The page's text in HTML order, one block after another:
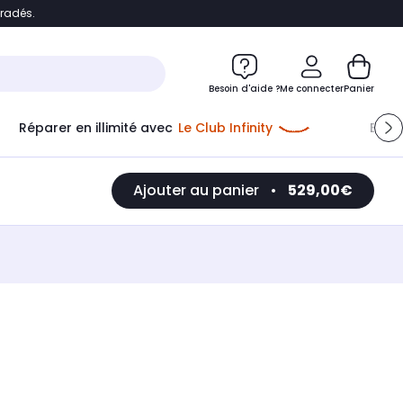
Accéder directement au chatbot
Besoin d'aide ?Me connecterPanier
Réparer en illimité avec Le Club Infinity
Ajouter au panier • 529,00€